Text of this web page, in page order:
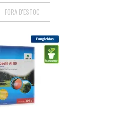
FORA D'ESTOC